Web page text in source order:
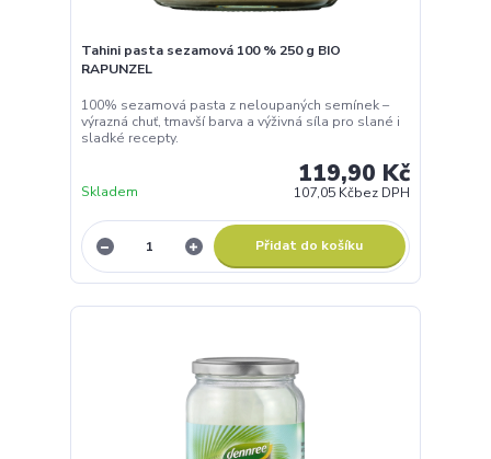
Tahini pasta sezamová 100 % 250 g BIO
RAPUNZEL
100% sezamová pasta z neloupaných semínek –
výrazná chuť, tmavší barva a výživná síla pro slané i
sladké recepty.
119,90 Kč
107,05 Kčbez DPH
Skladem
Přidat do košíku